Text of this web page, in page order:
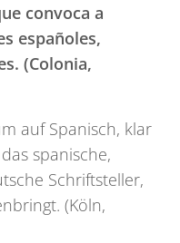
convoca a
españoles,
(Colonia,
auf Spanisch, klar
spanische,
Schriftsteller,
(Köln,